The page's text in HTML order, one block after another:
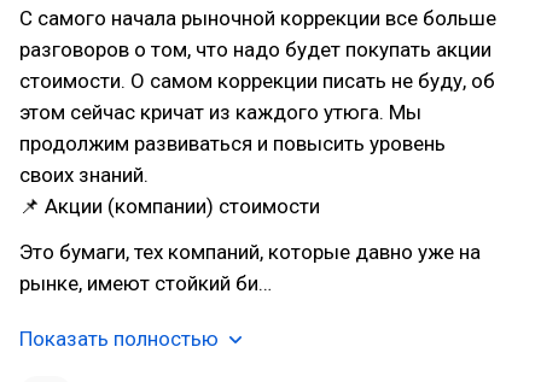
С самого начала рыночной коррекции все больше
разговоров о том, что надо будет покупать акции
стоимости. О самом коррекции писать не буду, об
этом сейчас кричат из каждого утюга. Мы
продолжим развиваться и повысить уровень
своих знаний.
📌 Акции (компании) стоимости
Это бумаги, тех компаний, которые давно уже на
рынке, имеют стойкий би…
Показать полностью